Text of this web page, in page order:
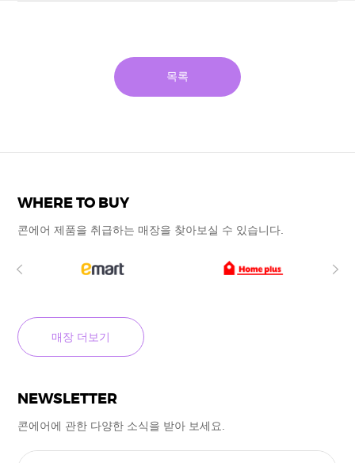
목록
WHERE TO BUY
콘에어 제품을 취급하는 매장을 찾아보실 수 있습니다.
매장 더보기
NEWSLETTER
콘에어에 관한 다양한 소식을 받아 보세요.